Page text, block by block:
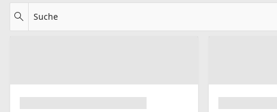
Nutzungsbedingungen
Suche